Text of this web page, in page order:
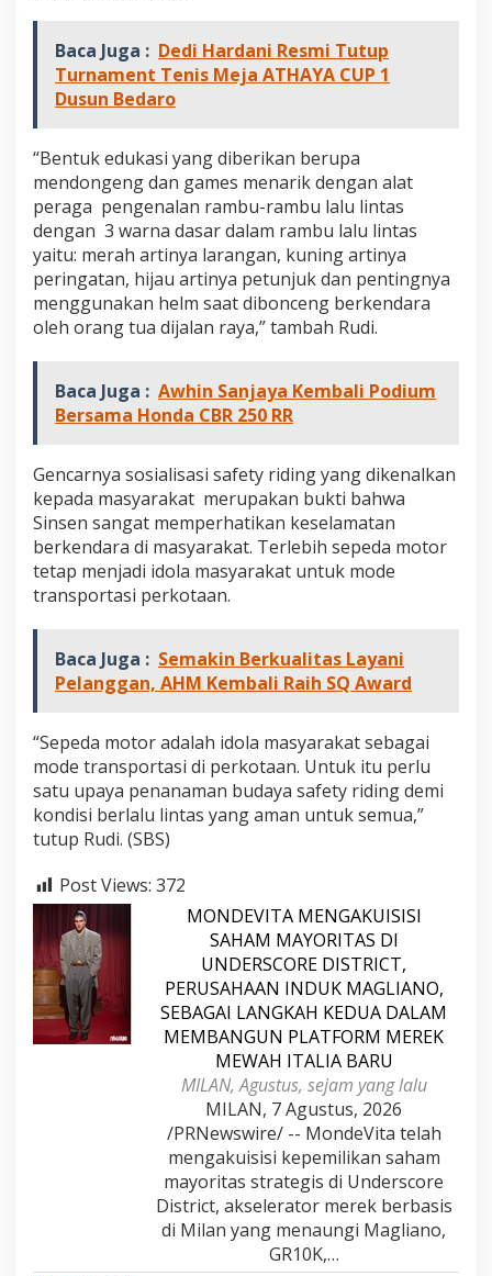
u
r
e
k
o
l
a
h
D
a
s
a
a
n
T
m
a
K
a
n
k
a
n
Baca Juga : Dedi Hardani Resmi Tutup
Turnament Tenis Meja ATHAYA CUP 1
Dusun Bedaro
“Bentuk edukasi yang diberikan berupa
mendongeng dan games menarik dengan alat
peraga pengenalan rambu-rambu lalu lintas
dengan 3 warna dasar dalam rambu lalu lintas
yaitu: merah artinya larangan, kuning artinya
peringatan, hijau artinya petunjuk dan pentingnya
menggunakan helm saat dibonceng berkendara
oleh orang tua dijalan raya,” tambah Rudi.
Baca Juga : Awhin Sanjaya Kembali Podium
Bersama Honda CBR 250 RR
Gencarnya sosialisasi safety riding yang dikenalkan
kepada masyarakat merupakan bukti bahwa
Sinsen sangat memperhatikan keselamatan
berkendara di masyarakat. Terlebih sepeda motor
tetap menjadi idola masyarakat untuk mode
transportasi perkotaan.
Baca Juga : Semakin Berkualitas Layani
Pelanggan, AHM Kembali Raih SQ Award
“Sepeda motor adalah idola masyarakat sebagai
mode transportasi di perkotaan. Untuk itu perlu
satu upaya penanaman budaya safety riding demi
kondisi berlalu lintas yang aman untuk semua,”
tutup Rudi. (SBS)
Post Views: 372
MONDEVITA MENGAKUISISI
SAHAM MAYORITAS DI
UNDERSCORE DISTRICT,
PERUSAHAAN INDUK MAGLIANO,
SEBAGAI LANGKAH KEDUA DALAM
MEMBANGUN PLATFORM MEREK
MEWAH ITALIA BARU
MILAN, Agustus, sejam yang lalu
MILAN, 7 Agustus, 2026
/PRNewswire/ -- MondeVita telah
mengakuisisi kepemilikan saham
mayoritas strategis di Underscore
District, akselerator merek berbasis
di Milan yang menaungi Magliano,
GR10K,…